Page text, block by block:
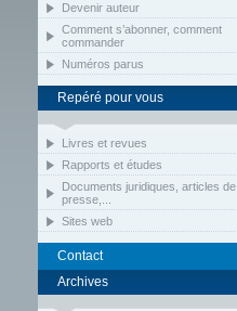
Devenir auteur
Comment s’abonner, comment
commander
Numéros parus
Repéré pour vous
Livres et revues
Rapports et études
Documents juridiques, articles de
presse,...
Sites web
Contact
Archives